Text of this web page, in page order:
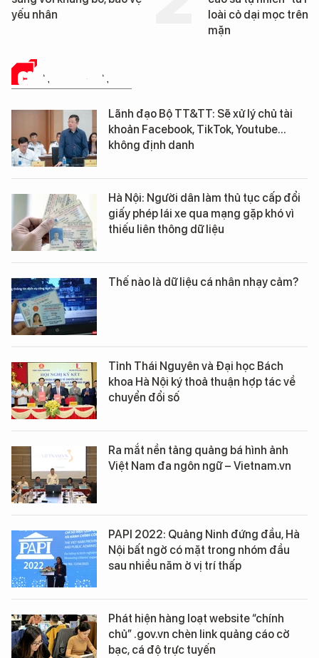
yếu nhân
loài cỏ dại mọc trên
mặn
CHÍNH QUYỀN SỐ
Lãnh đạo Bộ TT&TT: Sẽ xử lý chủ tài
khoản Facebook, TikTok, Youtube...
không định danh
Hà Nội: Người dân làm thủ tục cấp đổi
giấy phép lái xe qua mạng gặp khó vì
thiếu liên thông dữ liệu
Thế nào là dữ liệu cá nhân nhạy cảm?
Tỉnh Thái Nguyên và Đại học Bách
khoa Hà Nội ký thoả thuận hợp tác về
chuyển đổi số
Ra mắt nền tảng quảng bá hình ảnh
Việt Nam đa ngôn ngữ – Vietnam.vn
PAPI 2022: Quảng Ninh đứng đầu, Hà
Nội bất ngờ có mặt trong nhóm đầu
sau nhiều năm ở vị trí thấp
Phát hiện hàng loạt website “chính
chủ” .gov.vn chèn link quảng cáo cờ
bạc, cá độ trực tuyến